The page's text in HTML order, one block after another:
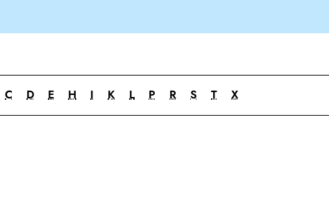
C D E H I K L P R S T X